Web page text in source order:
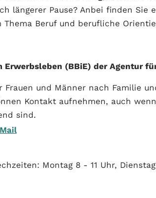
längerer Pause? Anbei finden Sie
Thema Beruf und berufliche
Erwerbsleben (BBiE) der Agentur
Frauen und Männer nach Familie
Kontakt aufnehmen, auch
sind.
Montag 8 - 11 Uhr,